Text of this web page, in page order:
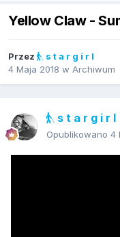
Yellow Claw -
Przez
s t a r g i r l
4 Maja 2018 w Archiwum
s t a r g i r l
Opublikowano 4